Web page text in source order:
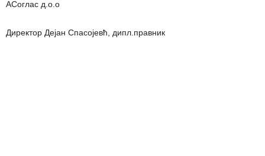
АСоглас д.о.о
Директор Дејан Спасојевћ, дипл.правник